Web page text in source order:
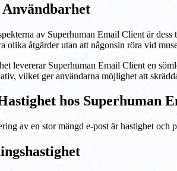
av Superhuman Email Client är
olika åtgärder utan att någonsin röra vid
levererar Superhuman Email Client en
vilket ger användarna möjlighet att
hos Superhuman
av en stor mängd e-post är hastighet